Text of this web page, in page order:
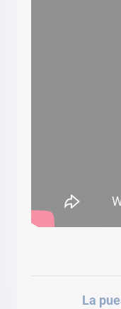
La